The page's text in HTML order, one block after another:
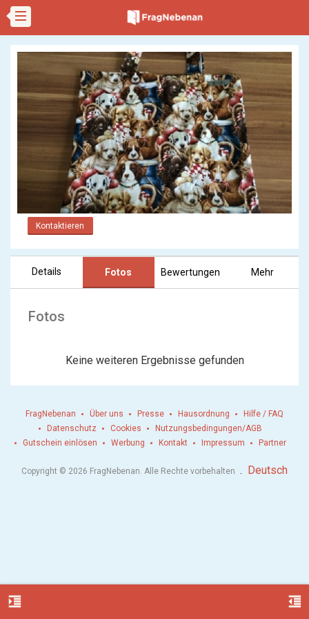
Kontaktieren
Details Fotos Bewertungen Mehr
Fotos
Keine weiteren Ergebnisse gefunden
format_indent_increase format_indent_decrease
FragNebenan Über uns Presse Hausordnung
Hilfe / FAQ
Datenschutz
Cookies
Nutzungsbedingungen/AGB
Gutschein einlösen
Werbung Kontakt Impressum Partner
Copyright © 2026 FragNebenan. Alle Rechte vorbehalten . Deutsch